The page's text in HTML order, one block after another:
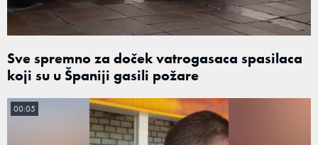
Sve spremno za doček vatrogasaca spasilaca
koji su u Španiji gasili požare
00:05